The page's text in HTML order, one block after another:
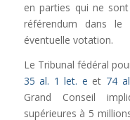
en parties qui ne
référendum dans
éventuelle votation.
Le Tribunal fédéral
35 al. 1 let. e et 74
Grand Conseil
supérieures à 5